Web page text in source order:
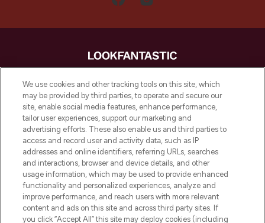
LOOKFANTASTIC is de ultieme online
beautybestemming van Europa, met de
beste huidverzorging, haarproducten en
make-up van meer dan 200 topmerken.
Shop online of via de app, met gratis
verzending vanaf €40.
Cookie-toestemming
Do Not Sell or Share My Personal
Information
We use cookies and other tracking tools on this site, which
may be provided by third parties, to operate and secure our
site, enable social media features, enhance performance,
tailor user experiences, support our marketing and
advertising efforts. These also enable us and third parties to
access and record user and activity data, such as IP
addresses and online identifiers, referring URLs, searches
and interactions, browser and device details, and other
usage information, which may be used to provide enhanced
functionality and personalized experiences, analyze and
improve performance, and reach users with more relevant
content and ads on this site and across third party sites. If
you click “Accept All” this site may deploy cookies (including